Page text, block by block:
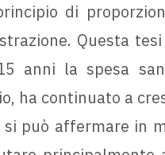
di
Questa
anni la spesa
ha continuato a
si può affermare in